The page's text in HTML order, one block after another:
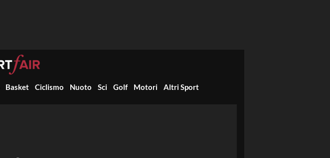
Basket Ciclismo Nuoto Sci Golf Motori Altri Sport